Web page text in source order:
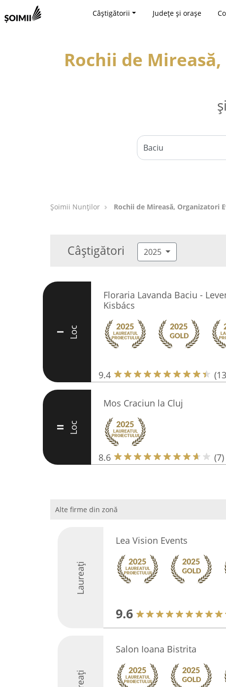
Câștigătorii Județe și orașe
Rochii de
Șoimii Nunților Rochii de Mireasă, Organizatori
Câștigători 2025
I Loc
Floraria Lavanda Baciu -
Kisbács
9.4
II Loc
Mos Craciun la Cluj
8.6 (7)
Alte firme din zonă
Laureați
Lea Vision Events
9.6
Salon Ioana Bistrita